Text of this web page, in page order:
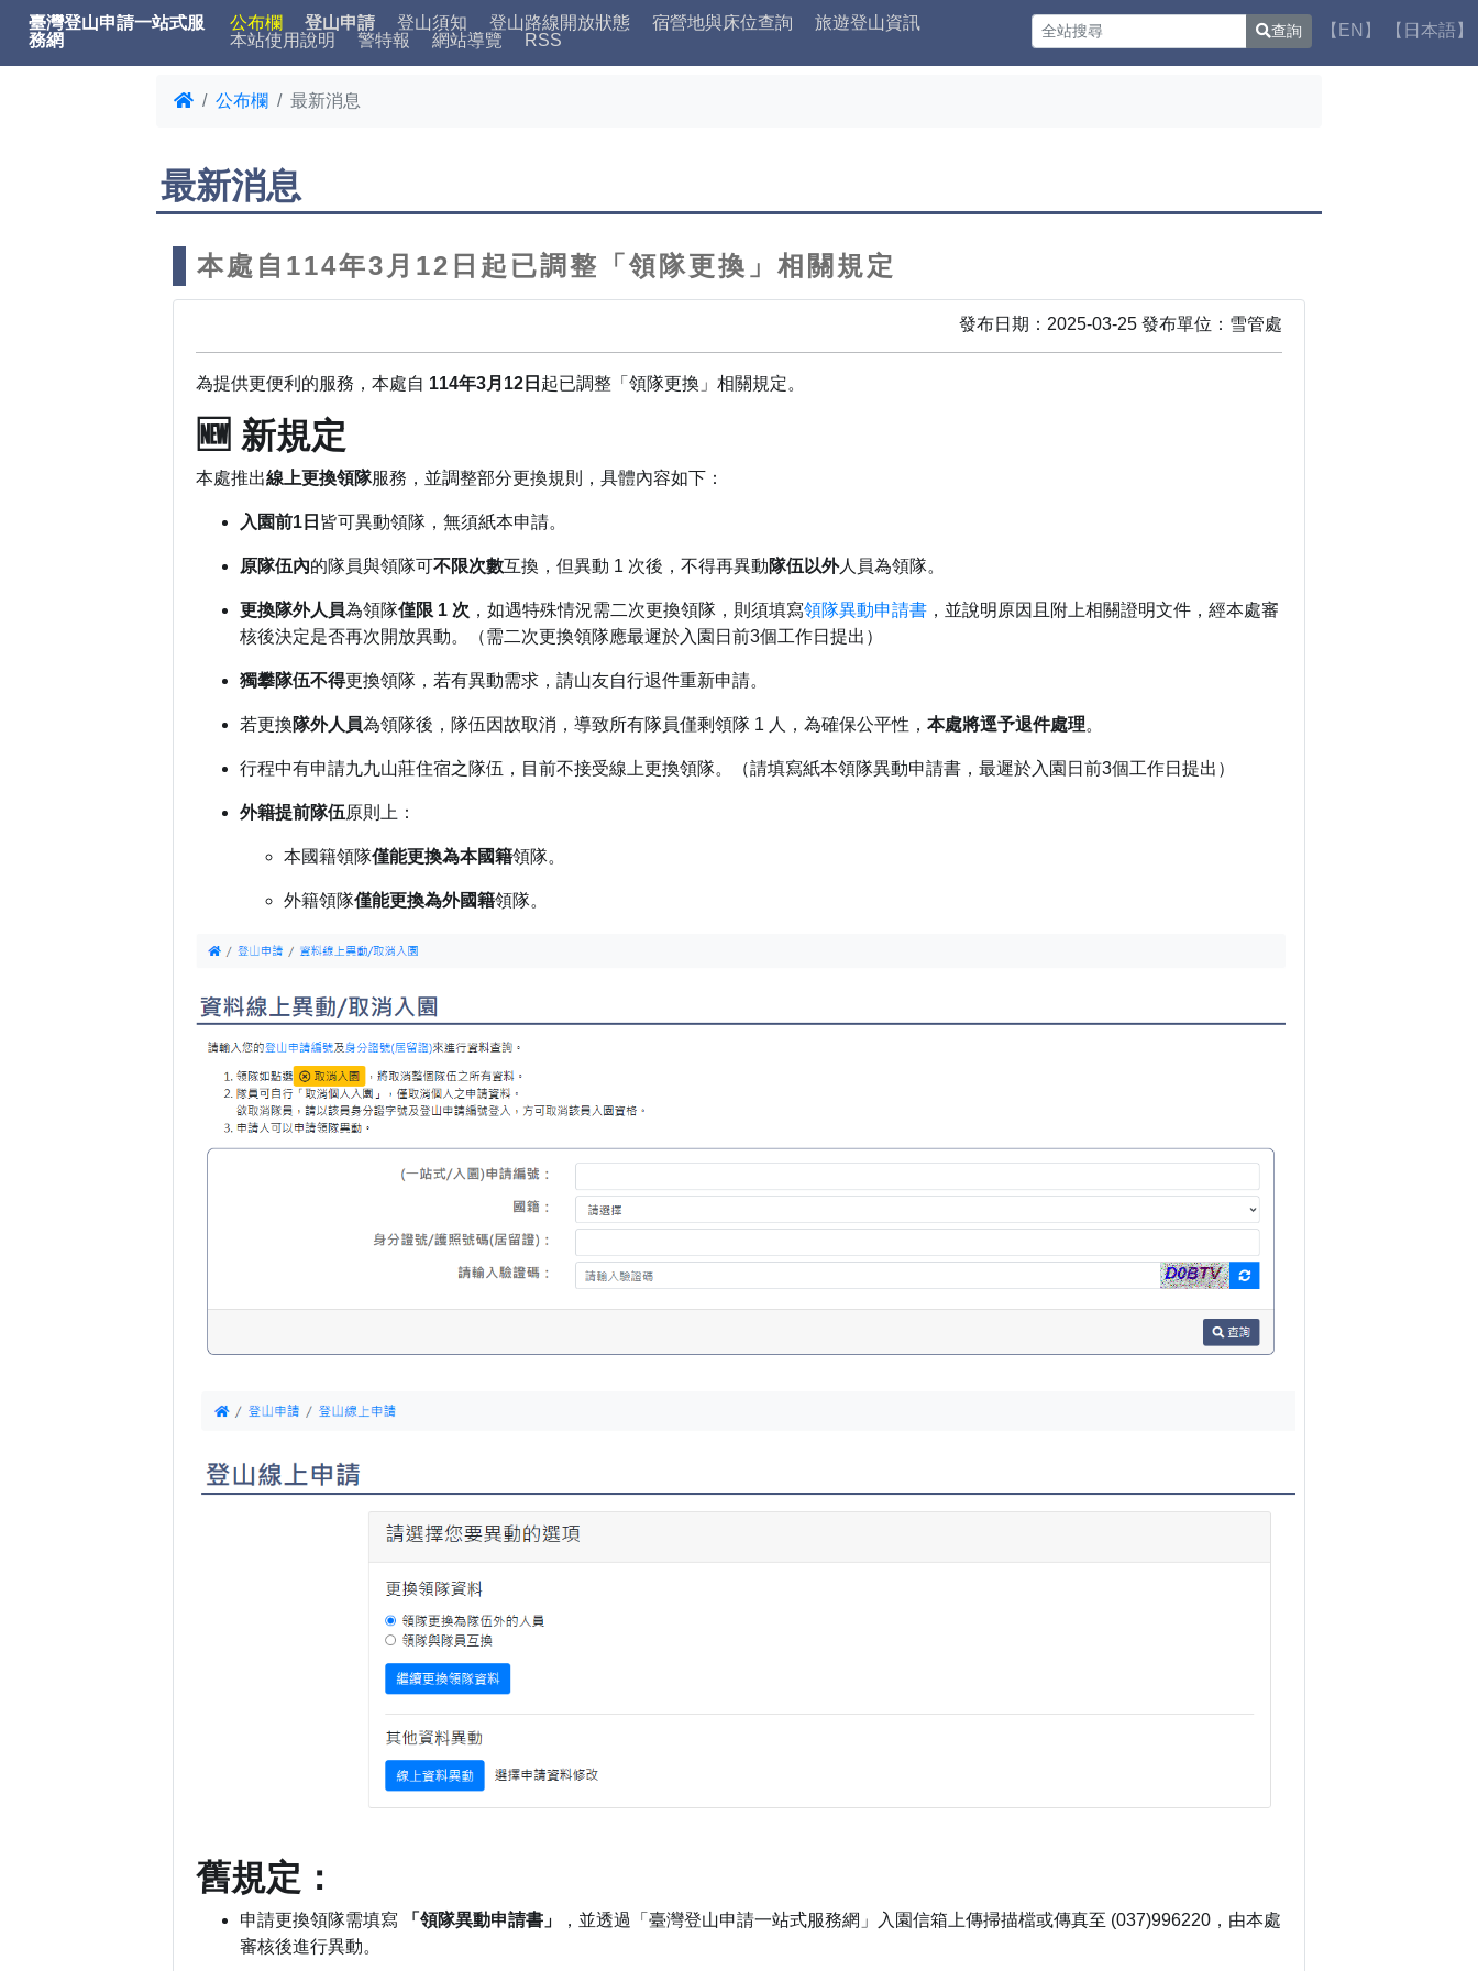
查詢 【EN】 【日本語】
臺灣登山申請一站式服
務網
公布欄 登山申請 登山須知 登山路線開放狀態 宿營地與床位查詢
旅遊登山資訊
本站使用說明
警特報 網站導覽 RSS
公布欄 最新消息
最新消息
本處自114年3月12日起已調整「領隊更換」相關規定
發布日期：2025-03-25 發布單位：雪管處
為提供更便利的服務，本處自 114年3月12日 起已調整「領隊更換」相關規定。
🆕 新規定
本處推出線上更換領隊服務，並調整部分更換規則，具體內容如下：
入園前1日 皆可異動領隊，無須紙本申請。
原隊伍內的隊員與領隊可不限次數互換，但異動 1 次後，不得再異動隊伍以外人員為領隊。
更換隊外人員為領隊僅限 1 次 ，如遇特殊情況需二次更換領隊，則須填寫領隊異動申請書 ，並說明原因且附上相關證明文件，經本處審
核後決定是否再次開放異動。（需二次更換領隊應最遲於入園日前3個工作日提出）
獨攀隊伍不得更換領隊，若有異動需求，請山友自行退件重新申請。
若更換隊外人員為領隊後，隊伍因故取消，導致所有隊員僅剩領隊 1 人，為確保公平性，本處將逕予退件處理。
行程中有申請九九山莊住宿之隊伍，目前不接受線上更換領隊。（請填寫紙本領隊異動申請書，最遲於入園日前3個工作日提出）
外籍提前隊伍原則上：
本國籍領隊僅能更換為本國籍領隊。
外籍領隊僅能更換為外國籍領隊。
舊規定：
申請更換領隊需填寫 「領隊異動申請書」
，並透過「臺灣登山申請一站式服務網」入園信箱上傳掃描檔或傳真至 (037)996220，由本處
審核後進行異動。